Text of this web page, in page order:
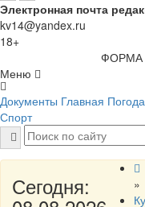
Электронная почта
kv14@yandex.ru
18+
ФОРМА
Меню
Документы Главная Погода
Спорт
Сегодня:
»